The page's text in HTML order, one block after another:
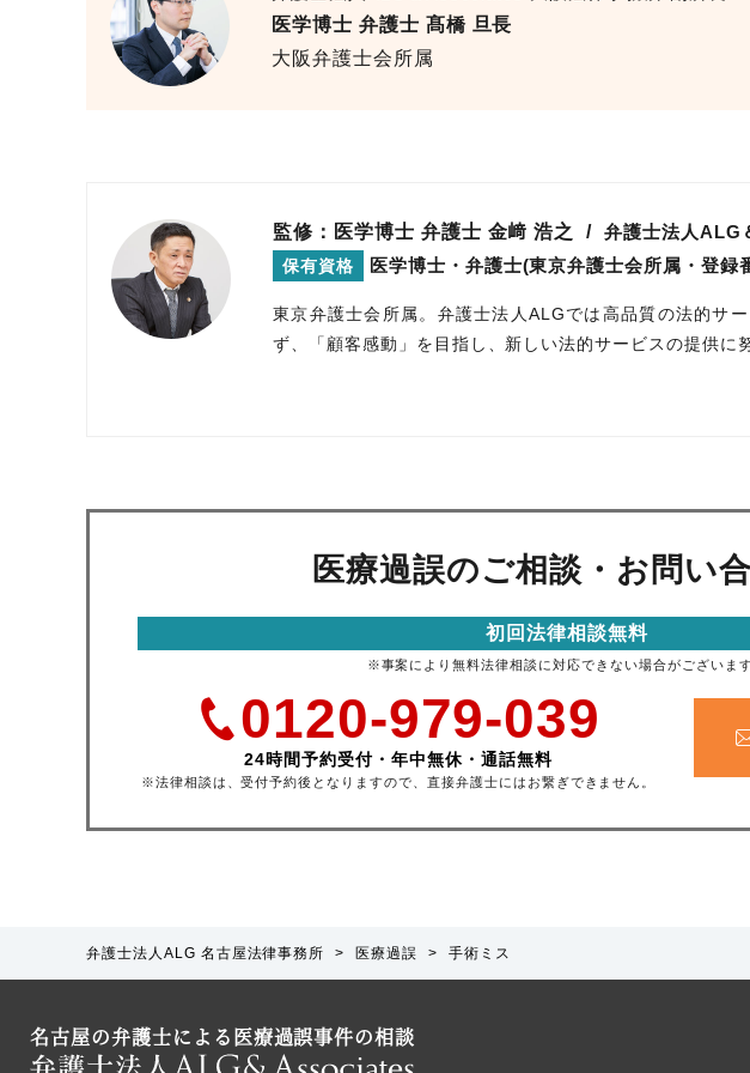
医学博士 弁護士 髙橋 旦長
大阪弁護士会所属
監修：医学博士 弁護士 金﨑 浩之 弁護士法人
保有資格 医学博士・弁護士(東京弁護士会所属・登録
東京弁護士会所属。弁護士法人ALGでは高品質の法的サ
ず、「顧客感動」を目指し、新しい法的サービスの提供に
医療過誤のご相談 ・お問い
初回法律相談無料
※事案により無料法律相談に対応できない場合がございます
0120-979-039
24時間予約受付・年中無休・通話無料
※法律相談は、受付予約後となりますので、直接弁護士にはお繋ぎできません。
弁護士法人ALG 名古屋法律事務所 > 医療過誤 > 手術ミス
名古屋の弁護士による医療過誤事件の相談